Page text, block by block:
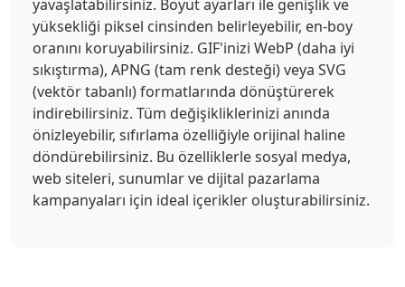
yavaşlatabilirsiniz. Boyut ayarları ile genişlik ve
yüksekliği piksel cinsinden belirleyebilir, en-boy
oranını koruyabilirsiniz. GIF'inizi WebP (daha iyi
sıkıştırma), APNG (tam renk desteği) veya SVG
(vektör tabanlı) formatlarında dönüştürerek
indirebilirsiniz. Tüm değişikliklerinizi anında
önizleyebilir, sıfırlama özelliğiyle orijinal haline
döndürebilirsiniz. Bu özelliklerle sosyal medya,
web siteleri, sunumlar ve dijital pazarlama
kampanyaları için ideal içerikler oluşturabilirsiniz.